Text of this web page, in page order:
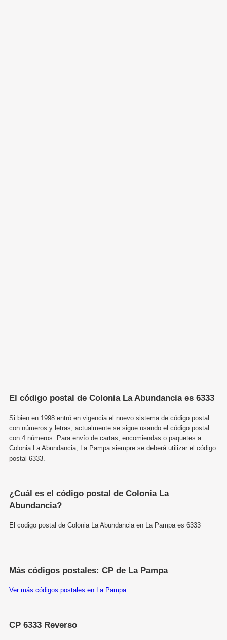
El código postal de Colonia La Abundancia es 6333
Si bien en 1998 entró en vigencia el nuevo sistema de código postal
con números y letras, actualmente se sigue usando el código postal
con 4 números. Para envío de cartas, encomiendas o paquetes a
Colonia La Abundancia, La Pampa siempre se deberá utilizar el código
postal 6333.
¿Cuál es el código postal de Colonia La
Abundancia?
El codigo postal de Colonia La Abundancia en La Pampa es 6333
Más códigos postales: CP de La Pampa
Ver más códigos postales en La Pampa
CP 6333 Reverso